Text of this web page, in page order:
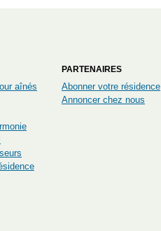
aînés
PARTENAIRES
Abonner votre résidence
Annoncer chez nous